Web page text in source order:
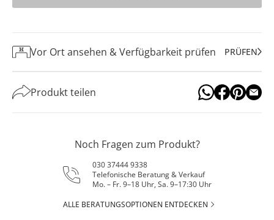
Vor Ort ansehen & Verfügbarkeit prüfen PRÜFEN
Produkt teilen
Noch Fragen zum Produkt?
030 37444 9338
Telefonische Beratung & Verkauf
Mo. – Fr. 9–18 Uhr, Sa. 9–17:30 Uhr
ALLE BERATUNGSOPTIONEN ENTDECKEN